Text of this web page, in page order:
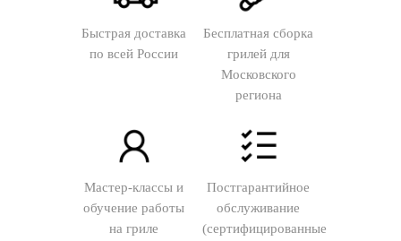
Быстрая доставка
по всей России
Бесплатная сборка
грилей для
Московского
региона
Мастер-классы и
обучение работы
на гриле
Постгарантийное
обслуживание
(сертифицированные